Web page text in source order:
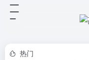
热门